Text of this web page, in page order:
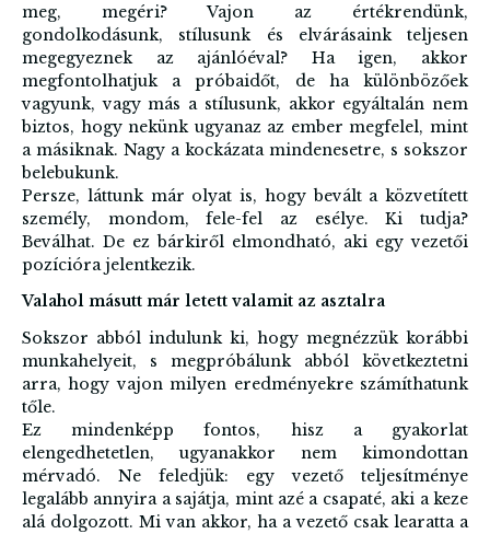
meg, megéri? Vajon az értékrendünk,
gondolkodásunk, stílusunk és elvárásaink teljesen
megegyeznek az ajánlóéval? Ha igen, akkor
megfontolhatjuk a próbaidőt, de ha különbözőek
vagyunk, vagy más a stílusunk, akkor egyáltalán nem
biztos, hogy nekünk ugyanaz az ember megfelel, mint
a másiknak. Nagy a kockázata mindenesetre, s sokszor
belebukunk.
Persze, láttunk már olyat is, hogy bevált a közvetített
személy, mondom, fele-fel az esélye. Ki tudja?
Beválhat. De ez bárkiről elmondható, aki egy vezetői
pozícióra jelentkezik.
Valahol másutt már letett valamit az asztalra
Sokszor abból indulunk ki, hogy megnézzük korábbi
munkahelyeit, s megpróbálunk abból következtetni
arra, hogy vajon milyen eredményekre számíthatunk
tőle.
Ez mindenképp fontos, hisz a gyakorlat
elengedhetetlen, ugyanakkor nem kimondottan
mérvadó. Ne feledjük: egy vezető teljesítménye
legalább annyira a sajátja, mint azé a csapaté, aki a keze
alá dolgozott. Mi van akkor, ha a vezető csak learatta a